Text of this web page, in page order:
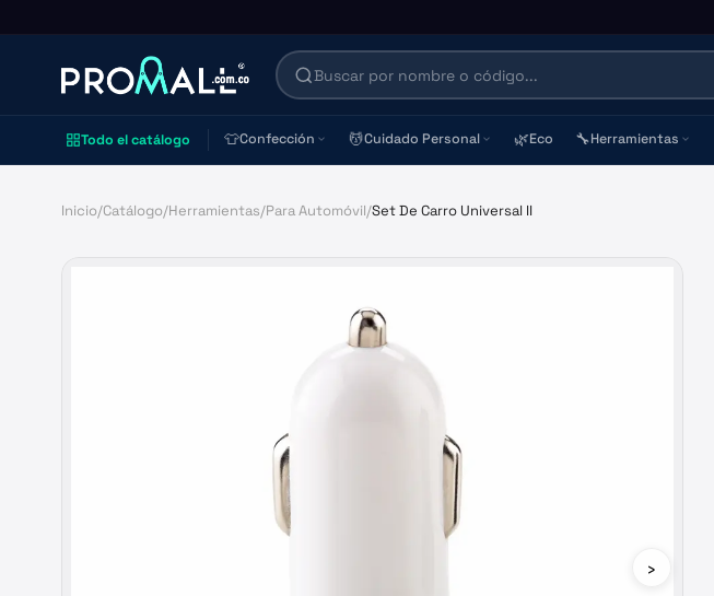
Todo el catálogo 👕Confección 💆Cuidado Personal 🌿Eco 🔧Herramientas
Inicio/Catálogo/Herramientas/Para Automóvil/Set De Carro Universal II
›